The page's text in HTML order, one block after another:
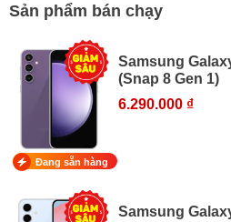
Sản phẩm bán chạy
Samsung
(Snap 8 Gen 1)
6.290.000 ₫
Đang sẵn hàng
Samsung